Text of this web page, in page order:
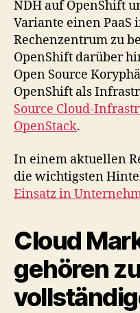
NDH auf OpenShift
Variante einen PaaS
Rechenzentrum zu
OpenShift darüber
Open Source
OpenShift als
Source Cloud-
OpenStack.
In einem aktuellen
die wichtigsten
Einsatz in
Cloud
gehören